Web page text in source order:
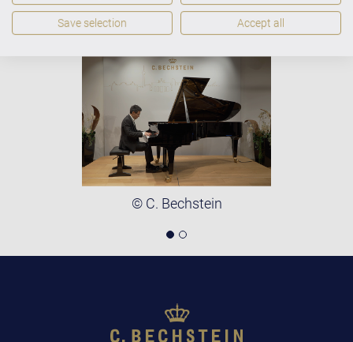
© C. Bechstein
Save selection Accept all